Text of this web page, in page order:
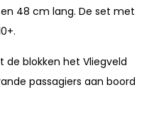
48 cm lang. De set met
de blokken het Vliegveld
passagiers aan boord